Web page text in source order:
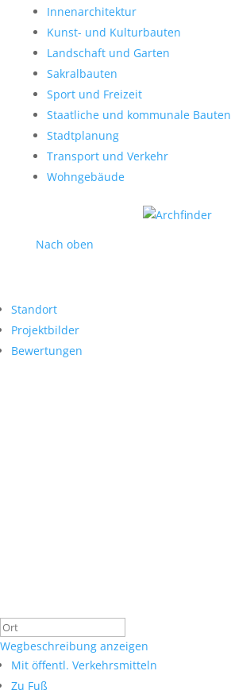
Innenarchitektur
Kunst- und Kulturbauten
Landschaft und Garten
Sakralbauten
Sport und Freizeit
Staatliche und kommunale Bauten
Stadtplanung
Transport und Verkehr
Wohngebäude
Nach oben
Standort
Projektbilder
Bewertungen
Wegbeschreibung anzeigen
Mit öffentl. Verkehrsmitteln
Zu Fuß